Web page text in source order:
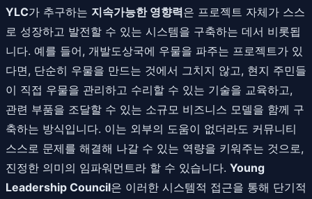
YLC가 추구하는 지속가능한 영향력은 프로젝트 자체가 스스
로 성장하고 발전할 수 있는 시스템을 구축하는 데서 비롯됩
니다. 예를 들어, 개발도상국에 우물을 파주는 프로젝트가 있
다면, 단순히 우물을 만드는 것에서 그치지 않고, 현지 주민들
이 직접 우물을 관리하고 수리할 수 있는 기술을 교육하고,
관련 부품을 조달할 수 있는 소규모 비즈니스 모델을 함께 구
축하는 방식입니다. 이는 외부의 도움이 없더라도 커뮤니티
스스로 문제를 해결해 나갈 수 있는 역량을 키워주는 것으로,
진정한 의미의 임파워먼트라 할 수 있습니다. Young
Leadership Council은 이러한 시스템적 접근을 통해 단기적